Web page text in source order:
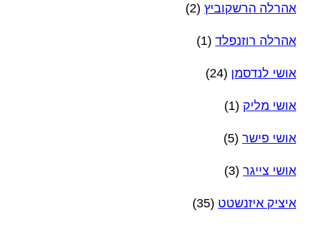
אהרלה הרשקוביץ (2)
אהרלה רוזנפלד (1)
אושי לנדסמן (24)
אושי מליק (1)
אושי פישר (5)
אושי צייגר (3)
איציק איזנשטט (35)